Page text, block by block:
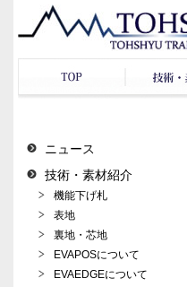
ニュース
技術・素材紹介
機能下げ札
表地
裏地・芯地
EVAPOSについて
EVAEDGEについて